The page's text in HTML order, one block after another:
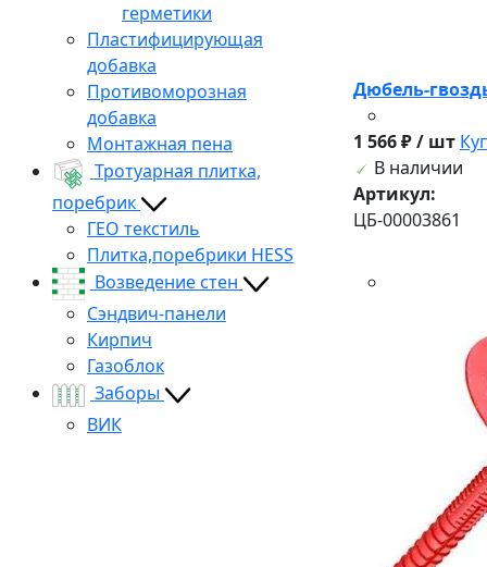
герметики
Пластифицирующая
добавка
Противоморозная
добавка
Монтажная пена
Тротуарная плитка,
поребрик
ГЕО текстиль
Плитка,поребрики HESS
Возведение стен
Сэндвич-панели
Кирпич
Газоблок
Заборы
ВИК
Дюбель-
1 566 ₽ / шт
В наличии
Артикул:
ЦБ-00003861